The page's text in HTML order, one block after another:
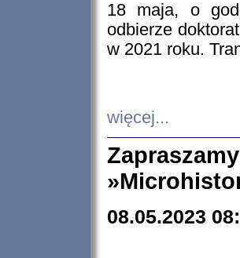
18 maja, o
odbierze
w 2021 roku.
więcej...
08.05.2023